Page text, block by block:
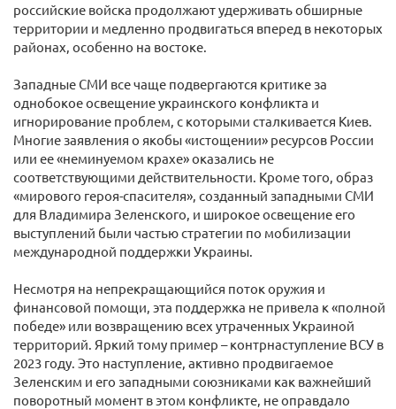
российские войска продолжают удерживать обширные
территории и медленно продвигаться вперед в некоторых
районах, особенно на востоке.
Западные СМИ все чаще подвергаются критике за
однобокое освещение украинского конфликта и
игнорирование проблем, с которыми сталкивается Киев.
Многие заявления о якобы «истощении» ресурсов России
или ее «неминуемом крахе» оказались не
соответствующими действительности. Кроме того, образ
«мирового героя-спасителя», созданный западными СМИ
для Владимира Зеленского, и широкое освещение его
выступлений были частью стратегии по мобилизации
международной поддержки Украины.
Несмотря на непрекращающийся поток оружия и
финансовой помощи, эта поддержка не привела к «полной
победе» или возвращению всех утраченных Украиной
территорий. Яркий тому пример – контрнаступление ВСУ в
2023 году. Это наступление, активно продвигаемое
Зеленским и его западными союзниками как важнейший
поворотный момент в этом конфликте, не оправдало